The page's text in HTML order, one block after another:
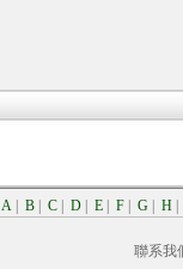
A B C D E F G H
聯系我